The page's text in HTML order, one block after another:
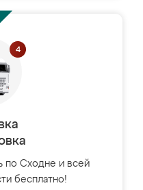
по Сходне и всей
бесплатно!